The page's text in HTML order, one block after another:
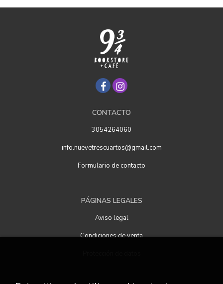
CONTACTO
3054264060
info.nuevetrescuartos@gmail.com
Formulario de contacto
PÁGINAS LEGALES
Aviso legal
Condiciones de venta